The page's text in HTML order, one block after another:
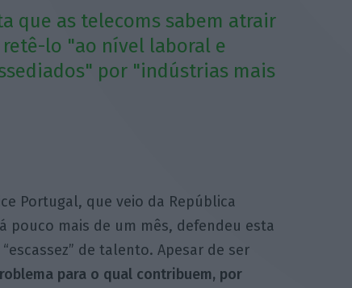
que as telecoms sabem atrair
lo "ao nível laboral e
por "indústrias mais
Portugal, que veio da República
pouco mais de um mês, defendeu esta
de talento. Apesar de ser
para o qual contribuem, por